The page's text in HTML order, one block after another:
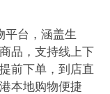
平台，涵盖生
品，支持线上下
前下单，到店直
本地购物便捷